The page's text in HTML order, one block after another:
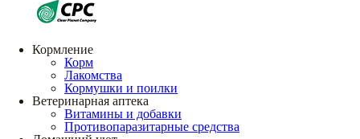
Кормление
Корм
Лакомства
Кормушки и поилки
Ветеринарная аптека
Витамины и добавки
Противопаразитарные средства